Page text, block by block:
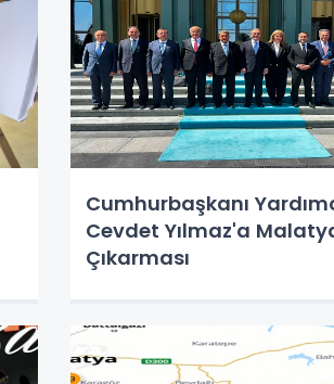
Cumhurbaşkanı
Cevdet Yılmaz'a
Çıkarması